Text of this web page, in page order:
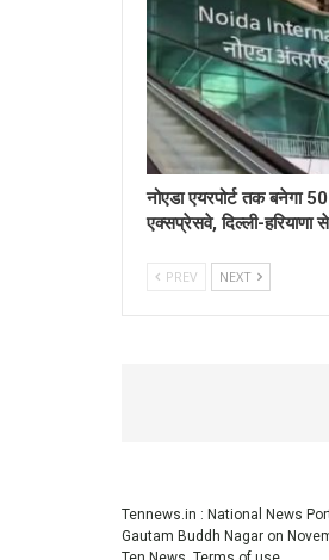
नोएडा एयरपोर्ट तक बनेगा
एक्सप्रेसवे, दिल्ली-हरियाणा
PREV NEXT
Tennews.in : National News
Gautam Buddh Nagar on